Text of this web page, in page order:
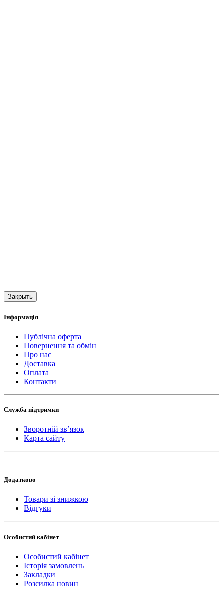
Закрыть
Інформація
Публічна оферта
Повернення та обмін
Про нас
Доставка
Оплата
Контакти
Служба підтримки
Зворотній зв’язок
Карта сайту
Додатково
Товари зі знижкою
Відгуки
Особистий кабінет
Особистий кабінет
Історія замовлень
Закладки
Розсилка новин